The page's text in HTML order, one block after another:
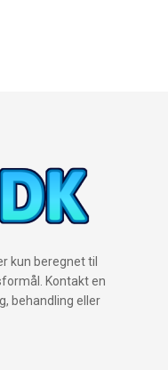
kun beregnet til
Kontakt en
behandling eller